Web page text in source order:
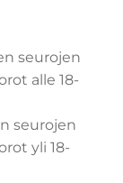
seurojen
alle 18-
seurojen
yli 18-